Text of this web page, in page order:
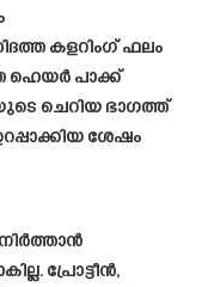
കളറിംഗ് ഫലം
ഹെയർ പാക്ക്
ചെറിയ ഭാഗത്ത്
ശേഷം
പ്രോട്ടീൻ,